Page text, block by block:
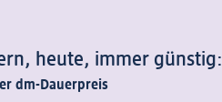
heute, immer günstig:
dm-Dauerpreis